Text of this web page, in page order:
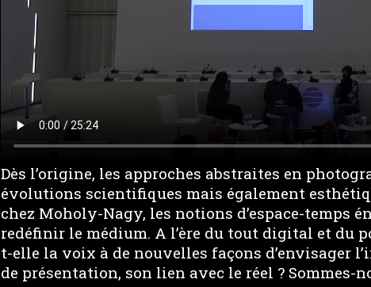
Dès l’origine, les approches abstraites en
évolutions scientifiques mais également
chez Moholy-Nagy, les notions d’espace-temps
redéfinir le médium. A l’ère du tout digital et du
t-elle la voix à de nouvelles façons d’envisager
de présentation, son lien avec le réel ? Sommes-